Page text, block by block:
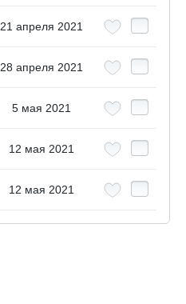
21 апреля 2021
28 апреля 2021
5 мая 2021
12 мая 2021
12 мая 2021